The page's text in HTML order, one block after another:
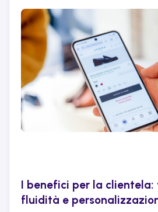
I benefici per la clientela:
fluidità e